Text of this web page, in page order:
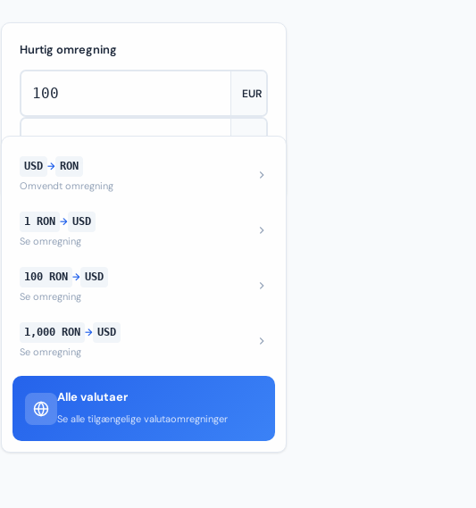
Hurtig omregning
USD → RON
Omvendt omregning
1 RON → USD
Se omregning
100 RON → USD
Se omregning
1,000 RON → USD
Se omregning
Alle valutaer
Se alle tilgængelige valutaomregninger